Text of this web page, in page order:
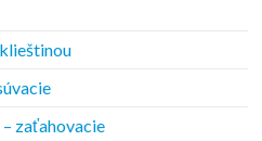
zaťahovacie